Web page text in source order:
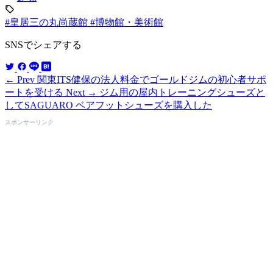
#皇居三の丸尚蔵館 #博物館・美術館
SNSでシェアする
← Prev 関東ITS健保の法人料金でゴールドジムの初心者サポ
ートを受ける Next → ジム用の屋内トレーニングシューズと
してSAGUARO ベアフットシューズを購入した
スポンサーリンク